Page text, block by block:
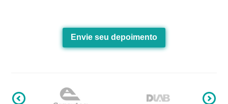
Envie seu depoimento